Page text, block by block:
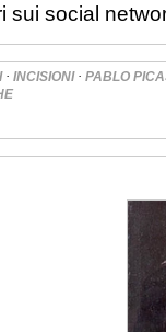
sui social
· INCISIONI· PABLO